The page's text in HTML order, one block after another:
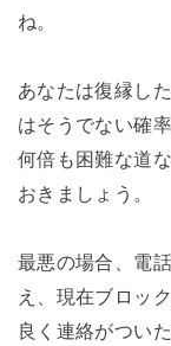
ね。
あなたは復縁し
はそうでない確
何倍も困難な道
おきましょう。
最悪の場合、電
え、現在ブロッ
良く連絡がつい